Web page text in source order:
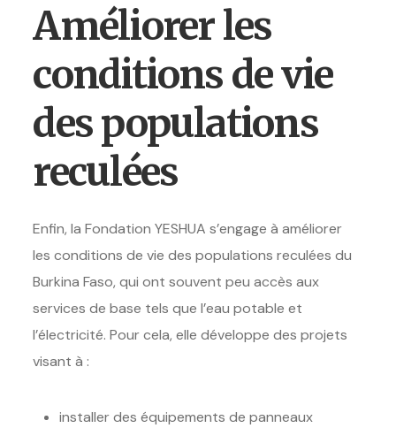
Améliorer les
conditions de vie
des populations
reculées
Enfin, la Fondation YESHUA s’engage à améliorer
les conditions de vie des populations reculées du
Burkina Faso, qui ont souvent peu accès aux
services de base tels que l’eau potable et
l’électricité. Pour cela, elle développe des projets
visant à :
installer des équipements de panneaux